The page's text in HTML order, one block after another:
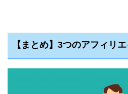
【まとめ】3つのアフィリ